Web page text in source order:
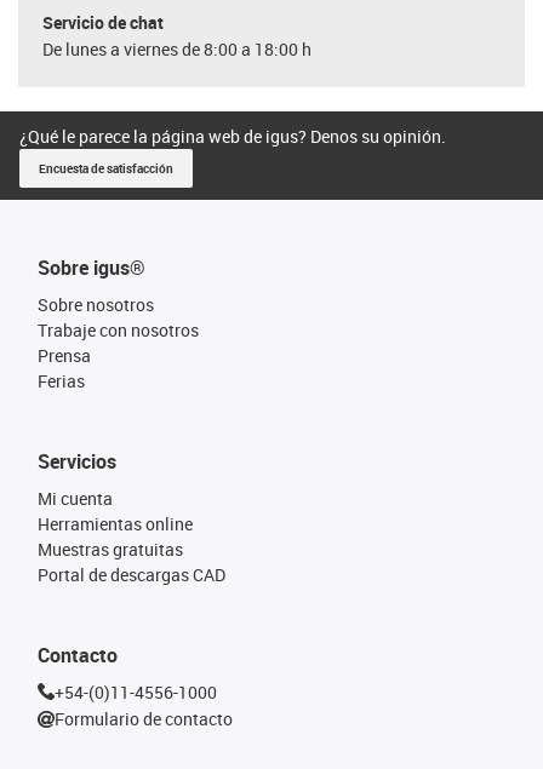
Servicio de chat
De lunes a viernes de 8:00 a 18:00 h
¿Qué le parece la página web de igus? Denos su opinión.
Encuesta de satisfacción
Sobre igus®
Sobre nosotros
Trabaje con nosotros
Prensa
Ferias
Servicios
Mi cuenta
Herramientas online
Muestras gratuitas
Portal de descargas CAD
Contacto
+54-(0)11-4556-1000
Formulario de contacto